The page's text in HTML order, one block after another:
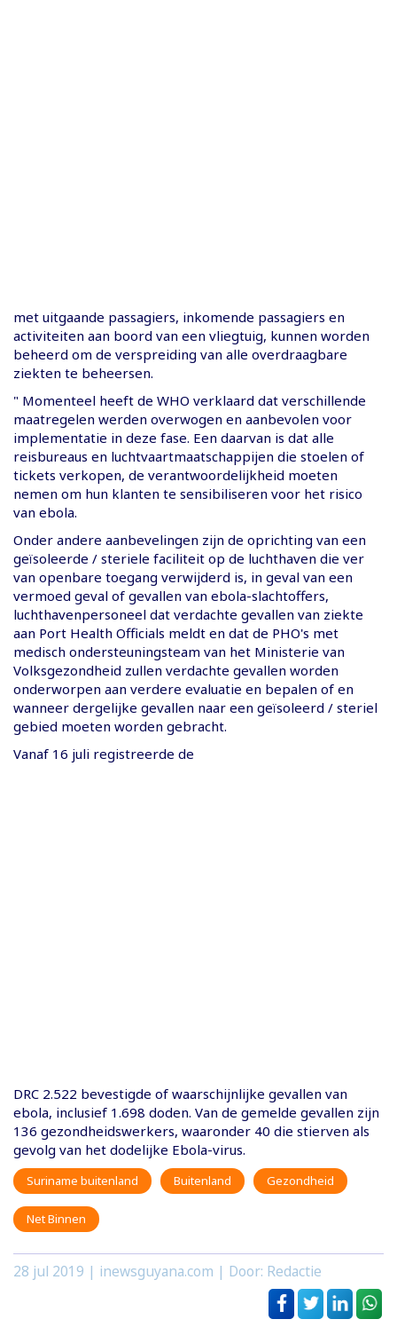
met uitgaande passagiers, inkomende passagiers en
activiteiten aan boord van een vliegtuig, kunnen worden
beheerd om de verspreiding van alle overdraagbare
ziekten te beheersen.
" Momenteel heeft de WHO verklaard dat verschillende
maatregelen werden overwogen en aanbevolen voor
implementatie in deze fase. Een daarvan is dat alle
reisbureaus en luchtvaartmaatschappijen die stoelen of
tickets verkopen, de verantwoordelijkheid moeten
nemen om hun klanten te sensibiliseren voor het risico
van ebola.
Onder andere aanbevelingen zijn de oprichting van een
geïsoleerde / steriele faciliteit op de luchthaven die ver
van openbare toegang verwijderd is, in geval van een
vermoed geval of gevallen van ebola-slachtoffers,
luchthavenpersoneel dat verdachte gevallen van ziekte
aan Port Health Officials meldt en dat de PHO's met
medisch ondersteuningsteam van het Ministerie van
Volksgezondheid zullen verdachte gevallen worden
onderworpen aan verdere evaluatie en bepalen of en
wanneer dergelijke gevallen naar een geïsoleerd / steriel
gebied moeten worden gebracht.
Vanaf 16 juli registreerde de
DRC 2.522 bevestigde of waarschijnlijke gevallen van
ebola, inclusief 1.698 doden. Van de gemelde gevallen zijn
136 gezondheidswerkers, waaronder 40 die stierven als
gevolg van het dodelijke Ebola-virus.
Suriname buitenland Buitenland Gezondheid
Net Binnen
28 jul 2019 | inewsguyana.com | Door: Redactie